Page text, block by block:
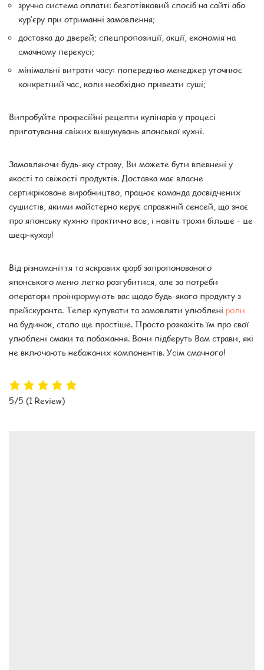
зручна система оплати: безготівковий спосіб на сайті або
кур’єру при отриманні замовлення;
доставка до дверей; спецпропозиції, акції, економія на
смачному перекусі;
мінімальні витрати часу: попередньо менеджер уточнює
конкретний час, коли необхідно привезти суші;
Випробуйте професійні рецепти кулінарів у процесі
приготування свіжих вишукувань японської кухні.
Замовляючи будь-яку страву, Ви можете бути впевнені у
якості та свіжості продуктів. Доставка має власне
сертифіковане виробництво, працює команда досвідчених
сушистів, якими майстерно керує справжній сенсей, що знає
про японську кухню практично все, і навіть трохи більше – це
шеф-кухар!
Від різноманіття та яскравих фарб запропонованого
японського меню легко розгубитися, але за потреби
оператори проінформують вас щодо будь-якого продукту з
прейскуранта. Тепер купувати та замовляти улюблені роли
на будинок, стало ще простіше. Просто розкажіть їм про свої
улюблені смаки та побажання. Вони підберуть Вам страви, які
не включають небажаних компонентів. Усім смачного!
5/5 (1 Review)